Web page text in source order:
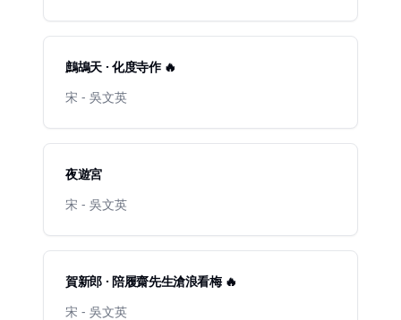
鷓鴣天 · 化度寺作 🔥
宋 - 吳文英
夜遊宮
宋 - 吳文英
賀新郎 · 陪履齋先生滄浪看梅 🔥
宋 - 吳文英